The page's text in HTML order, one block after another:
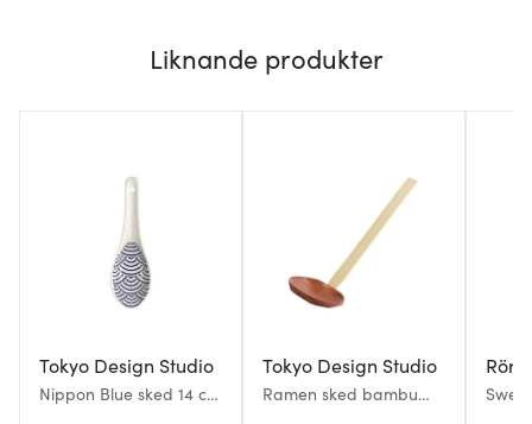
Liknande produkter
Tokyo Design Studio
Nippon Blue sked 14 cm
Tokyo Design Studio
Ramen sked bambu